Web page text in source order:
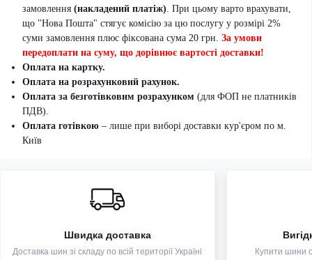
замовлення (накладений платіж). При цьому варто врахувати,
що "Нова Пошта" стягує комісію за цю послугу у розмірі 2%
суми замовлення плюс фіксована сума 20 грн. За умови
передоплати на суму, що дорівнює вартості доставки!
Оплата на картку.
Оплата на розрахунковий рахунок.
Оплата за безготівковим розрахунком (для ФОП не платників
ПДВ).
Оплата готівкою – лише при виборі доставки кур'єром по м.
Київ
Швидка доставка
Доставка шин зі складу по всій території Україні Купити шини